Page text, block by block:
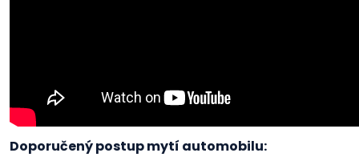
Doporučený postup mytí automobilu: